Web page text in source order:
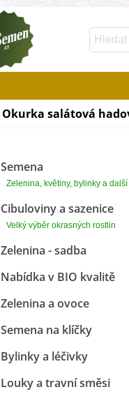
Okurka salátová
Semena
Zelenina, květiny, bylinky a další
Cibuloviny a sazenice
Velký výběr okrasných rostlin
Zelenina - sadba
Nabídka v BIO kvalitě
Zelenina a ovoce
Semena na klíčky
Bylinky a léčivky
Louky a travní směsi